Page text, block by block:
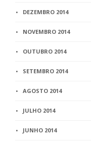
DEZEMBRO 2014
NOVEMBRO 2014
OUTUBRO 2014
SETEMBRO 2014
AGOSTO 2014
JULHO 2014
JUNHO 2014